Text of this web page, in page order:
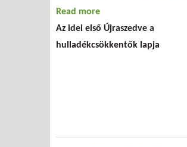
Read more
Az idei első Újraszedve a
hulladékcsökkentők lapja